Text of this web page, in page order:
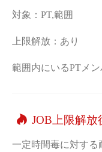
対象：PT,範囲
上限解放：あり
範囲内にいるPTメ
JOB上限解放
一定時間毒に対する